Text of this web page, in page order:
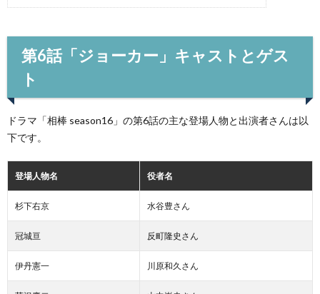
第6話「ジョーカー」キャストとゲス
ト
ドラマ「相棒 season16」の第6話の主な登場人物と出演者さんは以
下です。
登場人物名 役者名
杉下右京 水谷豊さん
冠城亘 反町隆史さん
伊丹憲一 川原和久さん